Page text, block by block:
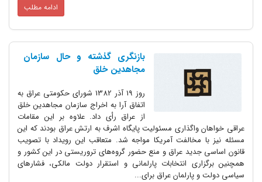
ادامه مطلب
بازنگری گذشته و حال سازمان
مجاهدین خلق
روز 19 آذر 1382 شورای حکومتی عراق به
اتفاق آرا به اخراج سازمان مجاهدین خلق
از عراق رأی داد. علاوه بر این مقامات
عراقی خواهان واگذاری مسئولیت پایگاه اشرف به ارتش عراق بودند که این
مسئله نیز با مخالفت آمریکا مواجه شد. متعاقب این رویداد با تصویب
قانون اساسی جدید عراق و منع حضور گروه‌های تروریستی در این کشور و
همچنین برگزاری انتخابات پارلمانی و استقرار دولت مالکی، فشارهای
سیاسی دولت و پارلمان عراق برای...